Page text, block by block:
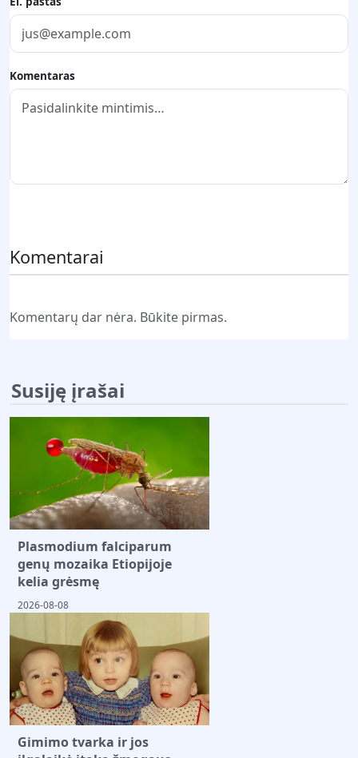
Komentaras
Komentarai
Komentarų dar nėra. Būkite pirmas.
Susiję įrašai
Plasmodium falciparum
genų mozaika Etiopijoje
kelia grėsmę
2026-08-08
Gimimo tvarka ir jos